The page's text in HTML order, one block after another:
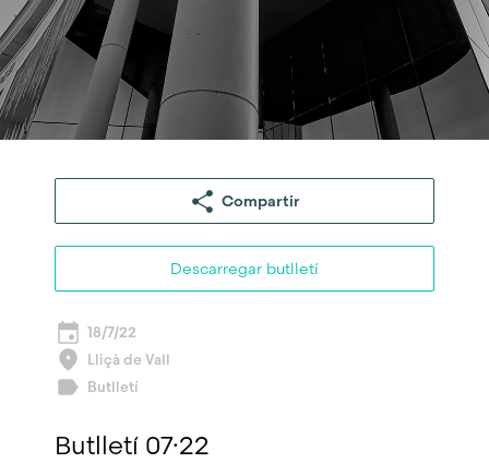
18/7/22
Lliçà de Vall
Butlletí
Compartir
Descarregar butlletí
Butlletí 07·22